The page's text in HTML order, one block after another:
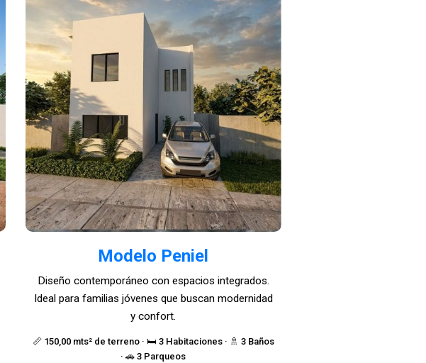
Modelo Peniel
📏 150,00 mts² de terreno · 🛏️ 3 Habitaciones · 🚿 3 Baños
· 🚗 3 Parqueos
Diseño contemporáneo con espacios integrados.
Ideal para familias jóvenes que buscan modernidad
y confort.